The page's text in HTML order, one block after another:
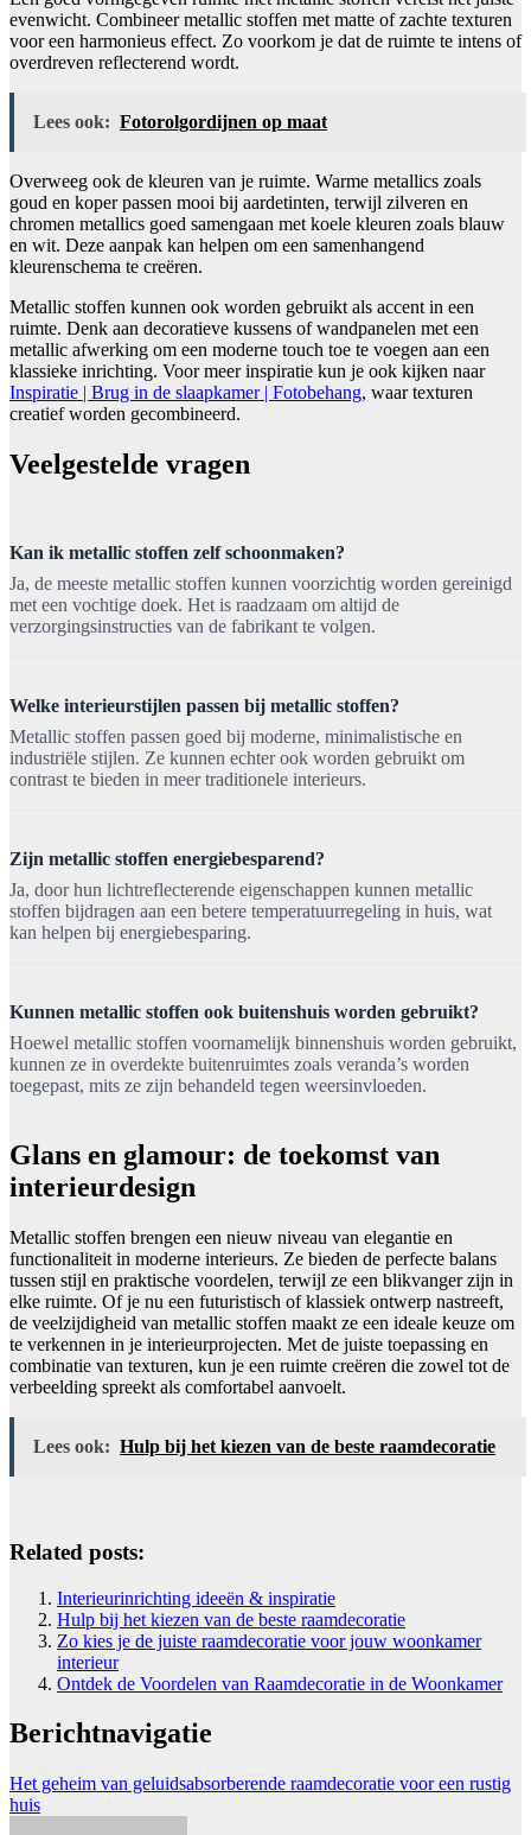
evenwicht. Combineer metallic stoffen met matte of zachte texturen
voor een harmonieus effect. Zo voorkom je dat de ruimte te intens of
overdreven reflecterend wordt.
Lees ook: Fotorolgordijnen op maat
Overweeg ook de kleuren van je ruimte. Warme metallics zoals
goud en koper passen mooi bij aardetinten, terwijl zilveren en
chromen metallics goed samengaan met koele kleuren zoals blauw
en wit. Deze aanpak kan helpen om een samenhangend
kleurenschema te creëren.
Metallic stoffen kunnen ook worden gebruikt als accent in een
ruimte. Denk aan decoratieve kussens of wandpanelen met een
metallic afwerking om een moderne touch toe te voegen aan een
klassieke inrichting. Voor meer inspiratie kun je ook kijken naar
Inspiratie | Brug in de slaapkamer | Fotobehang, waar texturen
creatief worden gecombineerd.
Veelgestelde vragen
Kan ik metallic stoffen zelf schoonmaken?
Ja, de meeste metallic stoffen kunnen voorzichtig worden gereinigd
met een vochtige doek. Het is raadzaam om altijd de
verzorgingsinstructies van de fabrikant te volgen.
Welke interieurstijlen passen bij metallic stoffen?
Metallic stoffen passen goed bij moderne, minimalistische en
industriële stijlen. Ze kunnen echter ook worden gebruikt om
contrast te bieden in meer traditionele interieurs.
Zijn metallic stoffen energiebesparend?
Ja, door hun lichtreflecterende eigenschappen kunnen metallic
stoffen bijdragen aan een betere temperatuurregeling in huis, wat
kan helpen bij energiebesparing.
Kunnen metallic stoffen ook buitenshuis worden gebruikt?
Hoewel metallic stoffen voornamelijk binnenshuis worden gebruikt,
kunnen ze in overdekte buitenruimtes zoals veranda’s worden
toegepast, mits ze zijn behandeld tegen weersinvloeden.
Glans en glamour: de toekomst van
interieurdesign
Metallic stoffen brengen een nieuw niveau van elegantie en
functionaliteit in moderne interieurs. Ze bieden de perfecte balans
tussen stijl en praktische voordelen, terwijl ze een blikvanger zijn in
elke ruimte. Of je nu een futuristisch of klassiek ontwerp nastreeft,
de veelzijdigheid van metallic stoffen maakt ze een ideale keuze om
te verkennen in je interieurprojecten. Met de juiste toepassing en
combinatie van texturen, kun je een ruimte creëren die zowel tot de
verbeelding spreekt als comfortabel aanvoelt.
Lees ook: Hulp bij het kiezen van de beste raamdecoratie
Related posts:
Interieurinrichting ideeën & inspiratie
Hulp bij het kiezen van de beste raamdecoratie
Zo kies je de juiste raamdecoratie voor jouw woonkamer
interieur
Ontdek de Voordelen van Raamdecoratie in de Woonkamer
Berichtnavigatie
Het geheim van geluidsabsorberende raamdecoratie voor een rustig
huis